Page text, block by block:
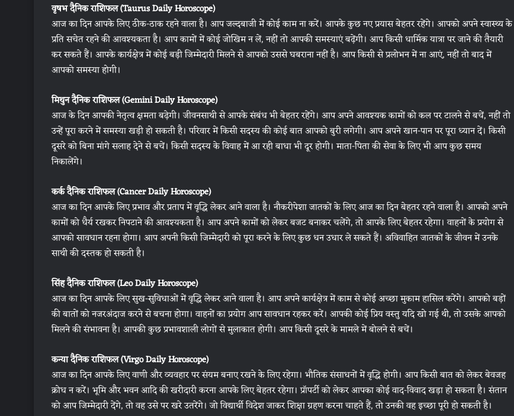
वृषभ दैनिक राशिफल (Taurus Daily Horoscope)
आज का दिन आपके लिए ठीक-ठाक रहने वाला है। आप जल्दबाजी में कोई काम ना करें। आपके कुछ नए प्रयास बेहतर रहेंगे। आपको अपने स्वास्थ्य के
प्रति सचेत रहने की आवश्यकता है। आप कामों में कोई जोखिम न लें, नहीं तो आपकी समस्याएं बढ़ेंगी। आप किसी धार्मिक यात्रा पर जाने की तैयारी
कर सकते हैं। आपके कार्यक्षेत्र में कोई बड़ी जिम्मेदारी मिलने से आपको उससे घबराना नहीं है। आप किसी से प्रलोभन में ना आएं, नहीं तो बाद में
आपको समस्या होगी।
मिथुन दैनिक राशिफल (Gemini Daily Horoscope)
आज के दिन आपकी नेतृत्व क्षमता बढ़ेगी। जीवनसाथी से आपके संबंध भी बेहतर रहेंगे। आप अपने आवश्यक कामों को कल पर टालने से बचें, नहीं तो
उन्हें पूरा करने में समस्या खड़ी हो सकती है। परिवार में किसी सदस्य की कोई बात आपको बुरी लगेगी। आप अपने खान-पान पर पूरा ध्यान दें। किसी
दूसरे को बिना मांगे सलाह देने से बचें। किसी सदस्य के विवाह में आ रही बाधा भी दूर होगी। माता-पिता की सेवा के लिए भी आप कुछ समय
निकालेंगे।
कर्क दैनिक राशिफल (Cancer Daily Horoscope)
आज का दिन आपके लिए प्रभाव और प्रताप में वृद्धि लेकर आने वाला है। नौकरीपेशा जातकों के लिए आज का दिन बेहतर रहने वाला है। आपको अपने
कामों को धैर्य रखकर निपटाने की आवश्यकता है। आप अपने कामों को लेकर बजट बनाकर चलेंगे, तो आपके लिए बेहतर रहेगा। वाहनों के प्रयोग से
आपको सावधान रहना होगा। आप अपनी किसी जिम्मेदारी को पूरा करने के लिए कुछ धन उधार ले सकते हैं। अविवाहित जातकों के जीवन में उनके
साथी की दस्तक हो सकती है।
सिंह दैनिक राशिफल (Leo Daily Horoscope)
आज का दिन आपके लिए सुख-सुविधाओं में वृद्धि लेकर आने वाला है। आप अपने कार्यक्षेत्र में काम से कोई अच्छा मुकाम हासिल करेंगे। आपको बड़ों
की बातों को नजरअंदाज करने से बचना होगा। वाहनों का प्रयोग आप सावधान रहकर करें। आपकी कोई प्रिय वस्तु यदि खो गई थी, तो उसके आपको
मिलने की संभावना है। आपकी कुछ प्रभावशाली लोगों से मुलाकात होगी। आप किसी दूसरे के मामले में बोलने से बचें।
कन्या दैनिक राशिफल (Virgo Daily Horoscope)
आज का दिन आपके लिए वाणी और व्यवहार पर संयम बनाए रखने के लिए रहेगा। भौतिक संसाधनों में वृद्धि होगी। आप किसी बात को लेकर बेवजह
क्रोध न करें। भूमि और भवन आदि की खरीदारी करना आपके लिए बेहतर रहेगा। प्रॉपर्टी को लेकर आपका कोई वाद-विवाद खड़ा हो सकता है। संतान
को आप जिम्मेदारी देंगे, तो वह उसे पर खरे उतरेंगे। जो विद्यार्थी विदेश जाकर शिक्षा ग्रहण करना चाहते हैं, तो उनकी वह इच्छा पूरी हो सकती है।